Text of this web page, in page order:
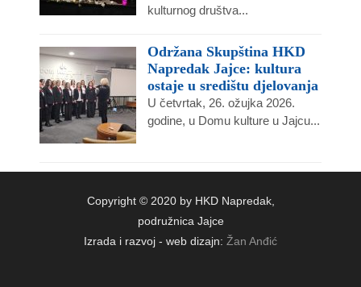
kulturnog društva...
Održana Skupština HKD
Napredak Jajce: kultura
ostaje u središtu djelovanja
U četvrtak, 26. ožujka 2026.
godine, u Domu kulture u Jajcu...
Copyright © 2020 by HKD Napredak,
podružnica Jajce
Izrada i razvoj - web dizajn: Žan Anđić